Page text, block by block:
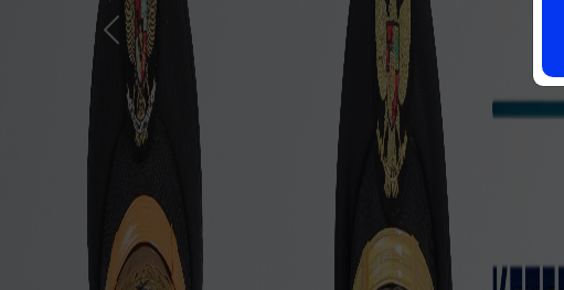
Previous